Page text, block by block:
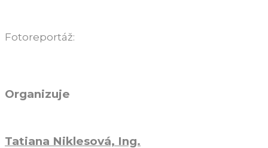
Fotoreportáž:
Organizuje
Tatiana Niklesová, Ing.